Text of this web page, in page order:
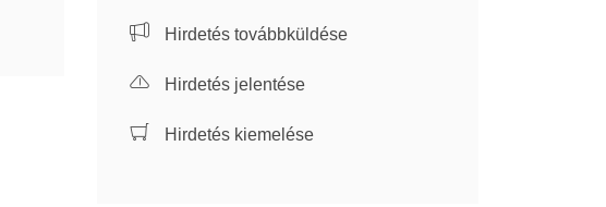
Hirdetés továbbküldése
Hirdetés jelentése
Hirdetés kiemelése